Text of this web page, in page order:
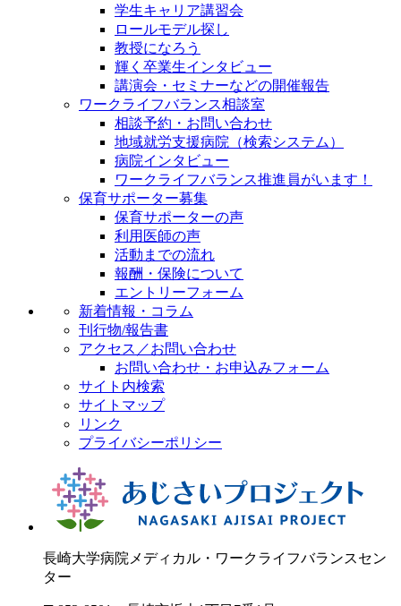
学生キャリア講習会
ロールモデル探し
教授になろう
輝く卒業生インタビュー
講演会・セミナーなどの開催報告
ワークライフバランス相談室
相談予約・お問い合わせ
地域就労支援病院（検索システム）
病院インタビュー
ワークライフバランス推進員がいます！
保育サポーター募集
保育サポーターの声
利用医師の声
活動までの流れ
報酬・保険について
エントリーフォーム
新着情報・コラム
刊行物/報告書
アクセス／お問い合わせ
お問い合わせ・お申込みフォーム
サイト内検索
サイトマップ
リンク
プライバシーポリシー
長崎大学病院 メディカル・ワークライフバランスセン
ター